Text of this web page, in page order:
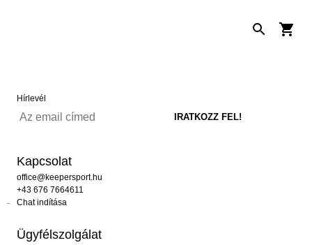
Hírlevél
Kapcsolat
office@keepersport.hu
+43 676 7664611
Chat indítása
Ügyfélszolgálat